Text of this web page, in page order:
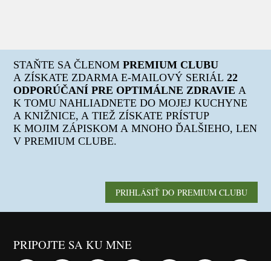
STAŇTE SA ČLENOMPREMIUM CLUBU
A ZÍSKATE ZDARMA E-MAILOVÝ SERIÁL22
ODPORÚČANÍ PRE OPTIMÁLNE ZDRAVIE A
K TOMU NAHLIADNETE DO MOJEJ KUCHYNE
A KNIŽNICE, A TIEŽ ZÍSKATE PRÍSTUP
K MOJIM ZÁPISKOM A MNOHO ĎALŠIEHO, LEN
V PREMIUM CLUBE.
PRIHLÁSIŤ DO PREMIUM CLUBU
PRIPOJTE SA KU MNE